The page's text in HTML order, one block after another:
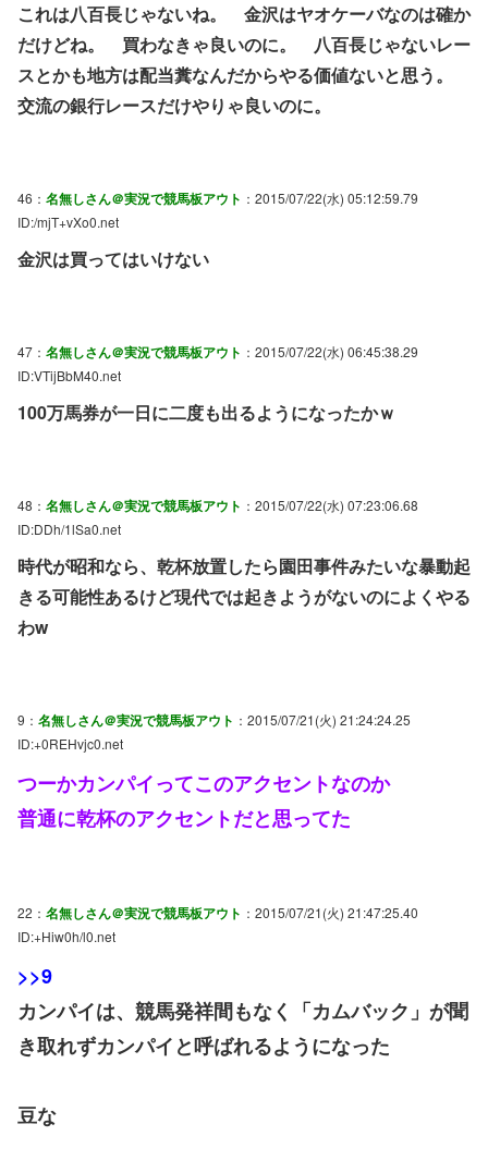
これは八百長じゃないね。 金沢はヤオケーバなのは確か
だけどね。 買わなきゃ良いのに。 八百長じゃないレー
スとかも地方は配当糞なんだからやる価値ないと思う。
交流の銀行レースだけやりゃ良いのに。
46： 名無しさん＠実況で競馬板アウト ：2015/07/22(水) 05:12:59.79
ID:/mjT+vXo0.net
金沢は買ってはいけない
47： 名無しさん＠実況で競馬板アウト ：2015/07/22(水) 06:45:38.29
ID:VTijBbM40.net
100万馬券が一日に二度も出るようになったかｗ
48： 名無しさん＠実況で競馬板アウト ：2015/07/22(水) 07:23:06.68
ID:DDh/1lSa0.net
時代が昭和なら、乾杯放置したら園田事件みたいな暴動起
きる可能性あるけど現代では起きようがないのによくやる
わw
9： 名無しさん＠実況で競馬板アウト ：2015/07/21(火) 21:24:24.25
ID:+0REHvjc0.net
つーかカンパイってこのアクセントなのか
普通に乾杯のアクセントだと思ってた
22： 名無しさん＠実況で競馬板アウト ：2015/07/21(火) 21:47:25.40
ID:+Hiw0h/l0.net
>>9
カンパイは、競馬発祥間もなく「カムバック」が聞
き取れずカンパイと呼ばれるようになった
豆な